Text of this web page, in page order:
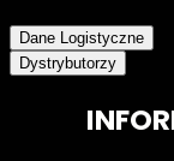
Dane Logistyczne
Dystrybutorzy